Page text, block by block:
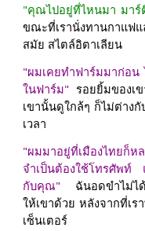
"คุณไปอยู่ที่ไหนมา มา
ขณะที่เรานั่งทานกาแฟ
สมัย สไตล์อิตาเลียน
"ผมเคยทำฟาร์มมาก่อ
ในฟาร์ม" รอยยิ้มของเ
เขานั้นดูใกล้ๆ ก็ไม่ต่าง
เวลา
"ผมมาอยู่ที่เมืองไทย
จำเป็นต้องใช้โทรศัพท์
กับคุณ" ฉันอดขำไม่ได้
ให้เขาด้วย หลังจากที่เ
เซ็นเตอร์